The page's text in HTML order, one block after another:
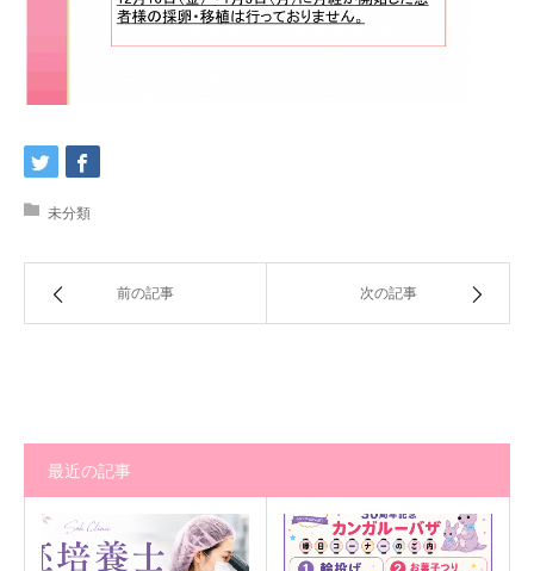
未分類
前の記事 次の記事
最近の記事